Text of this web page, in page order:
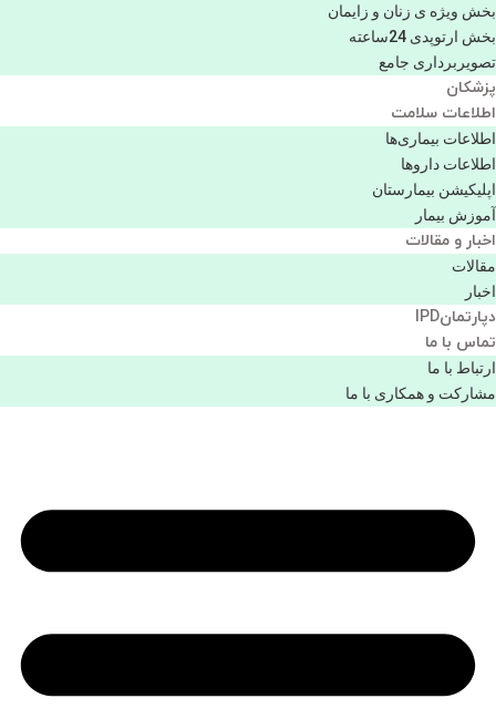
بخش ویژه ی زنان و زایمان
بخش ارتوپدی 24ساعته
تصویربرداری جامع
پزشكان
اطلاعات سلامت
اطلاعات بیماری‌ها
اطلاعات دارو‌ها
اپليكيشن بيمارستان
آموزش بیمار
اخبار و مقالات
مقالات
اخبار
دپارتمانIPD
تماس با ما
ارتباط با ما
مشاركت و همكاری با ما